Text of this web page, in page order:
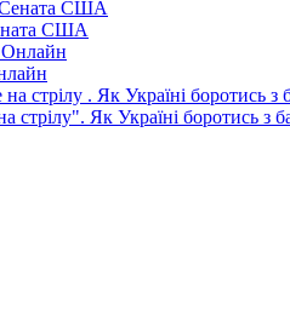
США
Як Україні боротись з